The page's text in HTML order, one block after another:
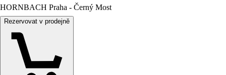
HORNBACH Praha - Černý Most
Rezervovat v prodejně